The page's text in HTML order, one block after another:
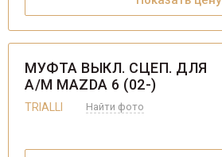
МУФТА ВЫКЛ. СЦЕП. ДЛЯ
А/М MAZDA 6 (02-)
TRIALLI Найти фото